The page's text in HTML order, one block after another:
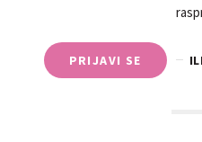
PRIJAVI SE ILI